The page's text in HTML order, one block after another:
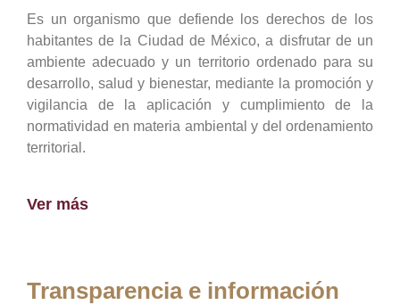
Es un organismo que defiende los derechos de los
habitantes de la Ciudad de México, a disfrutar de un
ambiente adecuado y un territorio ordenado para su
desarrollo, salud y bienestar, mediante la promoción y
vigilancia de la aplicación y cumplimiento de la
normatividad en materia ambiental y del ordenamiento
territorial.
Ver más
Transparencia e información